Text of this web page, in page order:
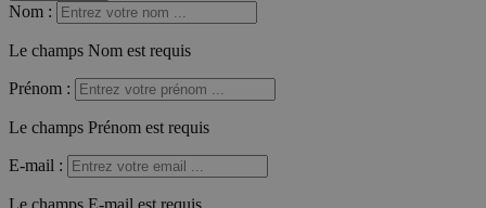
Nom :
Le champs Nom est requis
Prénom :
Le champs Prénom est requis
E-mail :
Le champs E-mail est requis